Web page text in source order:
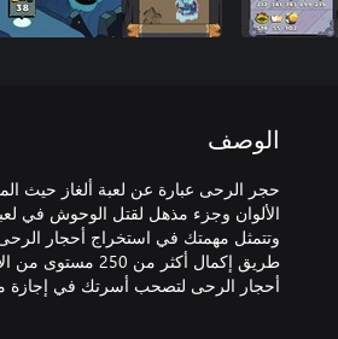
الوصف
حجر الرحى عبارة عن لعبة ألغاز حيث
وتتمثل مهمتك في استخراج أحجار
طريق إكمال
أحجار الرحى لتصحب أسرتك في إجازة